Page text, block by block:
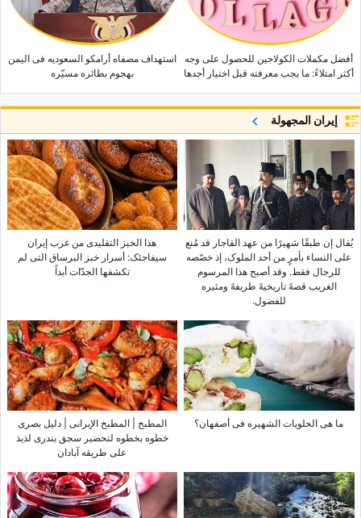
أفضل مکملات الکولاجین للحصول على وجه
أکثر امتلاءً: ما یجب معرفته قبل اختیار أحدها
استهداف مصفاه أرامکو السعودیه فی الیمن
بهجوم بطائره مسیّره
إيران المجهولة
یُقال إن طبقًا شهیرًا من عهد القاجار قد مُنع
على النساء بأمرٍ من أحد الملوک، إذ خصّصه
للرجال فقط. وقد أصبح هذا المرسوم
الغریب قصهً تاریخیهً طریفهً ومثیره
للفضول.
هذا الخبز التقلیدی من غرب إیران
سیفاجئک: أسرار خبز البرساق التی لم
تکشفها الجدّات أبداً
ما هی الحلویات الشهیره فی أصفهان؟
المطبخ | المطبخ الإیرانی | دلیل بصری
خطوه بخطوه لتحضیر سجق بندری لذیذ
على طریقه آبادان